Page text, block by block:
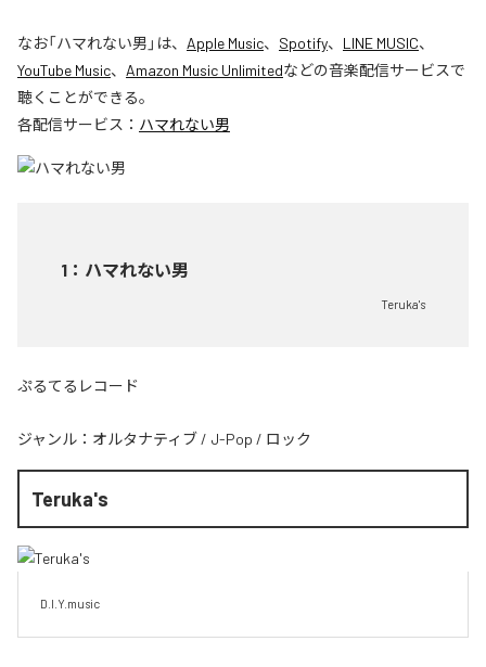
なお「ハマれない男 」は、 Apple Music、 Spotify、 LINE MUSIC、
YouTube Music、 Amazon Music Unlimitedなどの音楽配信サービスで
聴くことができる。
各配信サービス： ハマれない男
1 ： ハマれない男
Teruka's
ぷるてるレコード
ジャンル： オルタナティブ / J-Pop / ロック
Teruka's
D.I.Y.music